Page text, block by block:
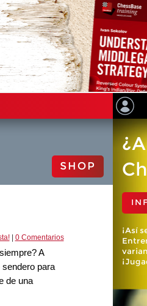
SHOP
| 0 Comentarios
A
para
de una
¡Así